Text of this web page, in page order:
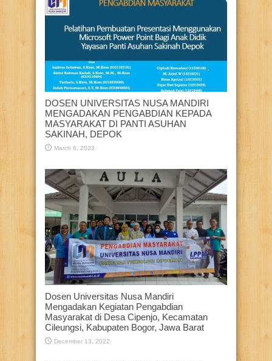
DOSEN UNIVERSITAS NUSA MANDIRI
MENGADAKAN PENGABDIAN KEPADA
MASYARAKAT DI PANTI ASUHAN
SAKINAH, DEPOK
March 6, 2023
Dosen Universitas Nusa Mandiri
Mengadakan Kegiatan Pengabdian
Masyarakat di Desa Cipenjo, Kecamatan
Cileungsi, Kabupaten Bogor, Jawa Barat
December 13, 2022